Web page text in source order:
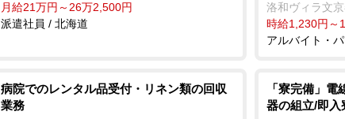
月給21万円～26万2,500円
派遣社員 / 北海道
洛和ヴィラ文京
時給1,230円～
アルバイト・
病院でのレンタル品受付・リネン類の回収
業務
「寮完備」
器の組立/即入